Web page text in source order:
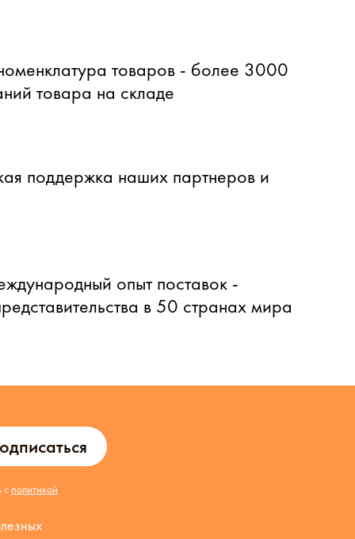
товаров - более 3000
товара на складе
поддержка наших партнеров и
опыт поставок -
в 50 странах мира
с политикой